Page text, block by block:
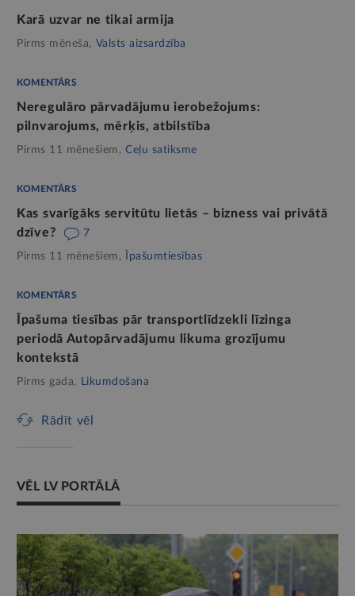
Karā uzvar ne tikai armija
Pirms mēneša, Valsts aizsardzība
KOMENTĀRS
Neregulāro pārvadājumu ierobežojums:
pilnvarojums, mērķis, atbilstība
Pirms 11 mēnešiem, Ceļu satiksme
KOMENTĀRS
Kas svarīgāks servitūtu lietās – bizness vai privātā
dzīve?
7
Pirms 11 mēnešiem, Īpašumtiesības
KOMENTĀRS
Īpašuma tiesības pār transportlīdzekli līzinga
periodā Autopārvadājumu likuma grozījumu
kontekstā
Pirms gada, Likumdošana
Rādīt vēl
VĒL LV PORTĀLĀ